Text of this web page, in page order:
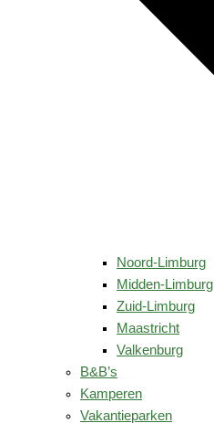
Noord-Limburg
Midden-Limburg
Zuid-Limburg
Maastricht
Valkenburg
B&B’s
Kamperen
Vakantieparken